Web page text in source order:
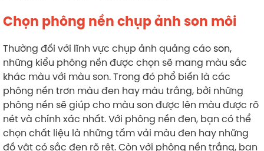
Chọn phông nền chụp ảnh son môi
Thường đối với lĩnh vực chụp ảnh quảng cáoson,
những kiểu phông nền được chọn sẽ mang màu sắc
khác màu với màu son. Trong đó phổ biến là các
phông nền trơn màu đen hay màu trắng, bởi những
phông nền sẽ giúp cho màu son được lên màu được rõ
nét và chính xác nhất. Với phông nền đen, bạn có thể
chọn chất liệu là những tấm vải màu đen hay những
đồ vật có sắc đen rõ rệt. Còn với phông nền trắng, bạn